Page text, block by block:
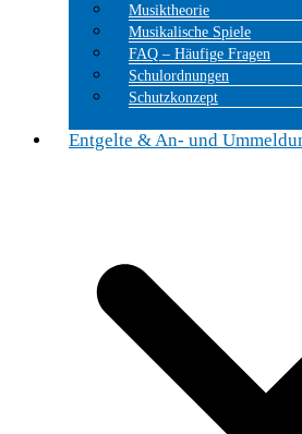
Musiktheorie
Musikalische Spiele
FAQ – Häufige Fragen
Schulordnungen
Schutzkonzept
Entgelte & An- und